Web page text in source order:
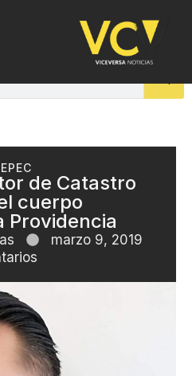
de Catastro
cuerpo
Providencia
marzo 9, 2019